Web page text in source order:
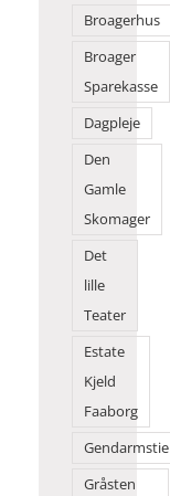
Broagerhus
Broager
Sparekasse
Dagpleje
Den
Gamle
Skomager
Det
lille
Teater
Estate
Kjeld
Faaborg
Gråsten